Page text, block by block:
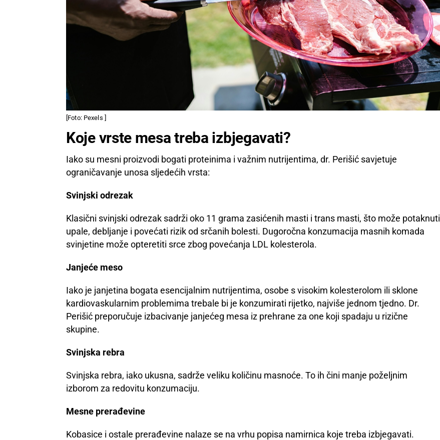
[Foto: Pexels ]
Koje vrste mesa treba izbjegavati?
Iako su mesni proizvodi bogati proteinima i važnim nutrijentima, dr. Perišić savjetuje
ograničavanje unosa sljedećih vrsta:
Svinjski odrezak
Klasični svinjski odrezak sadrži oko 11 grama zasićenih masti i trans masti, što može potaknuti
upale, debljanje i povećati rizik od srčanih bolesti. Dugoročna konzumacija masnih komada
svinjetine može opteretiti srce zbog povećanja LDL kolesterola.
Janjeće meso
Iako je janjetina bogata esencijalnim nutrijentima, osobe s visokim kolesterolom ili sklone
kardiovaskularnim problemima trebale bi je konzumirati rijetko, najviše jednom tjedno. Dr.
Perišić preporučuje izbacivanje janjećeg mesa iz prehrane za one koji spadaju u rizične
skupine.
Svinjska rebra
Svinjska rebra, iako ukusna, sadrže veliku količinu masnoće. To ih čini manje poželjnim
izborom za redovitu konzumaciju.
Mesne prerađevine
Kobasice i ostale prerađevine nalaze se na vrhu popisa namirnica koje treba izbjegavati.